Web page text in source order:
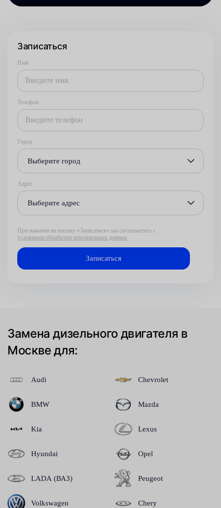
Записаться
Имя
Телефон
Город
Выберите город
Адрес
Выберите адрес
При нажатии на кнопку «Записаться» вы соглашаетесь с
условиями обработки персональных данных
Замена дизельного двигателя в
Москве для:
Audi
BMW
Kia
Hyundai
LADA (ВАЗ)
Volkswagen
Chevrolet
Mazda
Lexus
Opel
Peugeot
Chery